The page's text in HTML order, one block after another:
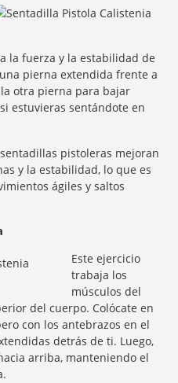
la fuerza y la estabilidad de
pierna extendida frente a
otra pierna para bajar
estuvieras sentándote en
sentadillas pistoleras mejoran
y la estabilidad, lo que es
ágiles y saltos
Este ejercicio
trabaja los
músculos del
del cuerpo. Colócate en
con los antebrazos en el
detrás de ti. Luego,
arriba, manteniendo el